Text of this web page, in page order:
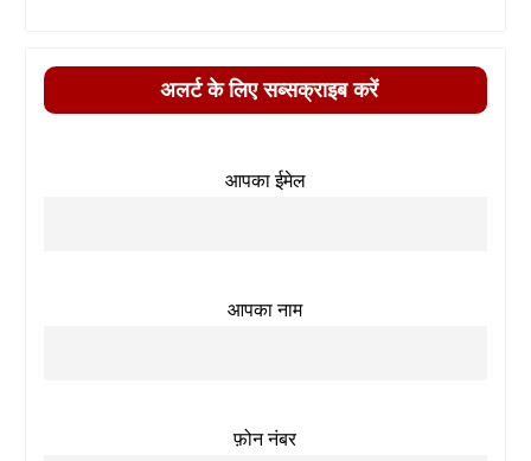
अलर्ट के लिए सब्सक्राइब करें
आपका ईमेल
आपका नाम
फ़ोन नंबर